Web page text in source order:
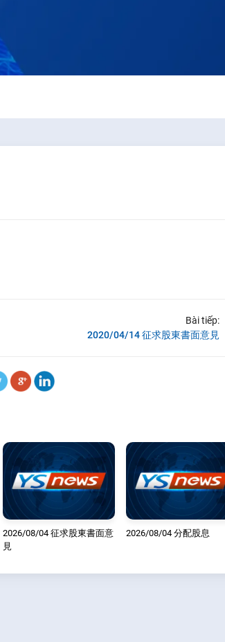
Bài tiếp:
2020/04/14 征求股東書面意見
2026/08/04 征求股東書面意
見
2026/08/04 分配股息